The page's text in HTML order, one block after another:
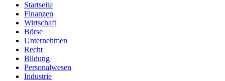
Startseite
Finanzen
Wirtschaft
Börse
Unternehmen
Recht
Bildung
Personalwesen
Industrie